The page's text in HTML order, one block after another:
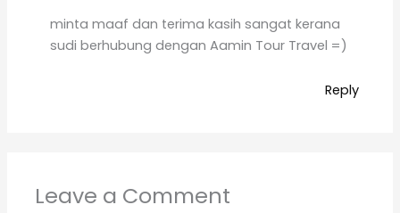
minta maaf dan terima kasih sangat kerana
sudi berhubung dengan Aamin Tour Travel =)
Reply
Leave a Comment